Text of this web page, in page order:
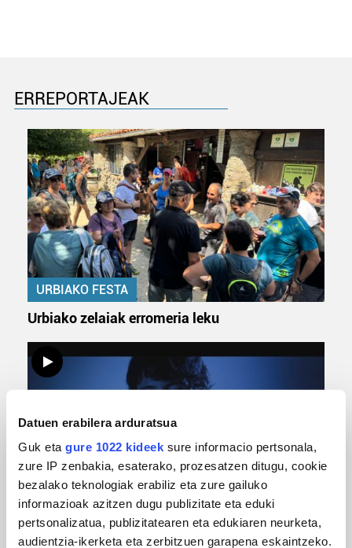
Datuen erabilera arduratsua
Guk eta gure 1022 kideek sure informacio pertsonala,
zure IP zenbakia, esaterako, prozesatzen ditugu, cookie
bezalako teknologiak erabiliz eta zure gailuko
informazioak azitzen dugu publizitate eta eduki
pertsonalizatua, publizitatearen eta edukiaren neurketa,
audientzia-ikerketa eta zerbitzuen garapena eskaintzeko.
ERREPORTAJEAK
URBIAKO FESTA
Urbiako zelaiak erromeria leku
MUSIKA
Odik berria ezagutzeko aukera 'KimiK' eta